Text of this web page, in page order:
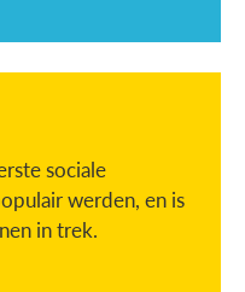
sociale
werden, en is
in trek.